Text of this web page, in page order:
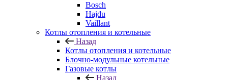
Bosch
Hajdu
Vaillant
Котлы отопления и котельные
Назад
Котлы отопления и котельные
Блочно-модульные котельные
Газовые котлы
Назад